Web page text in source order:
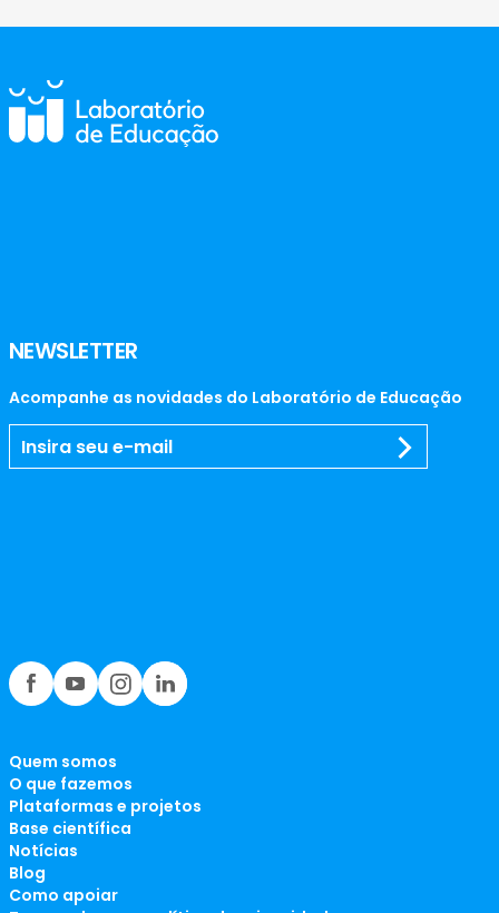
NEWSLETTER
Acompanhe as novidades do Laboratório de Educação
Quem somos
O que fazemos
Plataformas e projetos
Base científica
Notícias
Blog
Como apoiar